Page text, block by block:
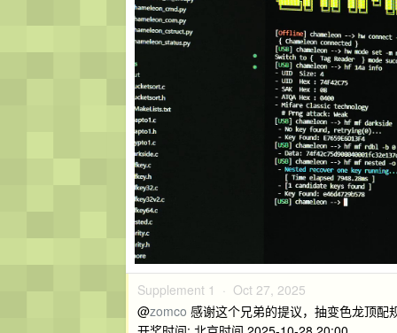
Supplement 1 · Oct 27, 2025
@zomco 感谢这个兄弟的提议，抽变色龙顶配